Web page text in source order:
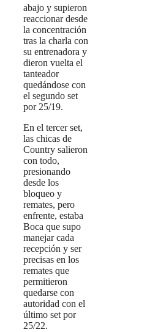
abajo y supieron
reaccionar desde
la concentración
tras la charla con
su entrenadora y
dieron vuelta el
tanteador
quedándose con
el segundo set
por 25/19.
En el tercer set,
las chicas de
Country salieron
con todo,
presionando
desde los
bloqueo y
remates, pero
enfrente, estaba
Boca que supo
manejar cada
recepción y ser
precisas en los
remates que
permitieron
quedarse con
autoridad con el
último set por
25/22.